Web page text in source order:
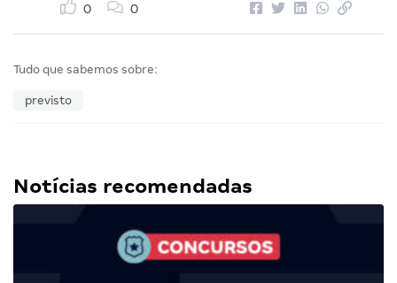
0 0
Tudo que sabemos sobre:
previsto
Notícias recomendadas